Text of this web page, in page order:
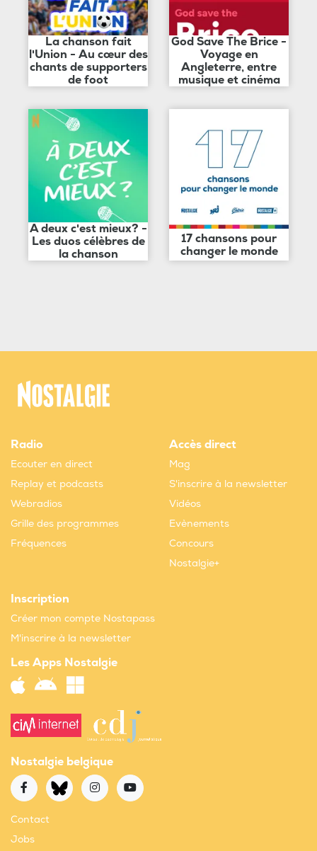
La chanson fait
l'Union - Au cœur des
chants de supporters
de foot
God Save The Brice -
Voyage en
Angleterre, entre
musique et cinéma
A deux c'est mieux? -
Les duos célèbres de
la chanson
17 chansons pour
changer le monde
Radio
Ecouter en direct
Replay et podcasts
Webradios
Grille des programmes
Fréquences
Accès direct
Mag
S'inscrire à la newsletter
Vidéos
Evènements
Concours
Nostalgie+
Inscription
Créer mon compte Nostapass
M'inscrire à la newsletter
Les Apps Nostalgie
Nostalgie belgique
Contact
Jobs